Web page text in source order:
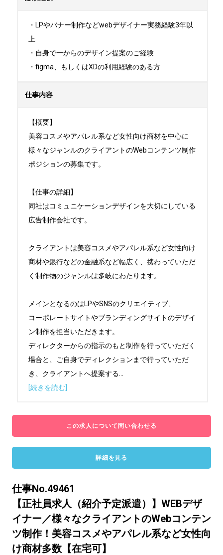
・LPやバナー制作などwebデザイナー実務経験3年以
上
・自身で一からのデザイン提案のご経験
・figma、もしくはXDの利用経験のある方
仕事内容
【概要】
美容コスメやアパレル系など女性向け商材を中心に
様々なジャンルのクライアントのWebコンテンツ制作
ポジションの募集です。
【仕事の詳細】
同社はコミュニケーションデザインを大切にしている
広告制作会社です。
クライアントは美容コスメやアパレル系など女性向け
商材や銀行などの金融系など幅広く、携わっていただ
く制作物のジャンルは多岐にわたります。
メインとなるのはLPやSNSのクリエイティブ、
コーポレートサイトやブランディングサイトのデザイ
ン制作を担当いただきます。
ディレクターからの指示のもと制作を行っていただく
場合と、ご自身でディレクションまで行っていただ
き、クライアントへ提案する
[続きを読む]
この求人について問い合わせる
詳細を見る
仕事No.49461
【正社員求人（紹介予定派遣）】WEBデザ
イナー／様々なクライアントのWebコンテン
ツ制作！美容コスメやアパレル系など女性向
け商材多数【在宅可】